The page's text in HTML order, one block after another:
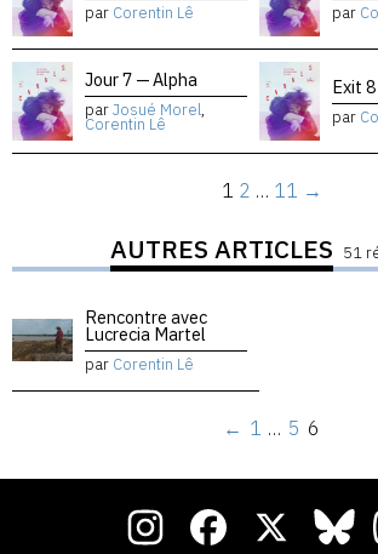
par Corentin Lê par
Jour 7 — Alpha
parJosué Morel,
Corentin Lê
Exit 8
par
1 2 … 11 →
AUTRES ARTICLES 51
Rencontre avec
Lucrecia Martel
par Corentin Lê
← 1 … 5 6